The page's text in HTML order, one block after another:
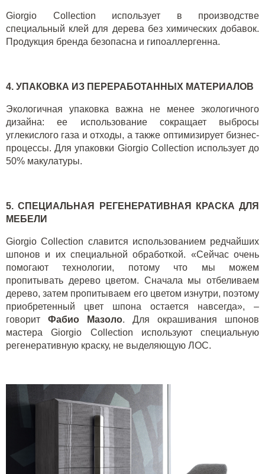
Giorgio Collection использует в производстве
специальный клей для дерева без химических добавок.
Продукция бренда безопасна и гипоаллергенна.
4. УПАКОВКА ИЗ ПЕРЕРАБОТАННЫХ МАТЕРИАЛОВ
Экологичная упаковка важна не менее экологичного
дизайна: ее использование сокращает выбросы
углекислого газа и отходы, а также оптимизирует бизнес-
процессы. Для упаковки Giorgio Collection использует до
50% макулатуры.
5. СПЕЦИАЛЬНАЯ РЕГЕНЕРАТИВНАЯ КРАСКА ДЛЯ
МЕБЕЛИ
Giorgio Collection славится использованием редчайших
шпонов и их специальной обработкой. «Сейчас очень
помогают технологии, потому что мы можем
пропитывать дерево цветом. Сначала мы отбеливаем
дерево, затем пропитываем его цветом изнутри, поэтому
приобретенный цвет шпона остается навсегда», –
говорит Фабио Мазоло. Для окрашивания шпонов
мастераGiorgio Collection используют специальную
регенеративную краску, не выделяющую ЛОС.